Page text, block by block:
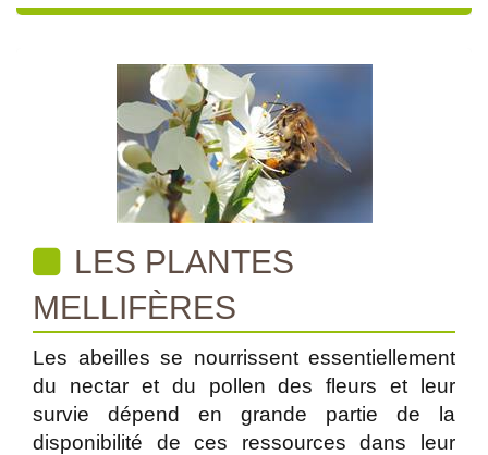
LES PLANTES
MELLIFÈRES
Les abeilles se nourrissent essentiellement
du nectar et du pollen des fleurs et leur
survie dépend en grande partie de la
disponibilité de ces ressources dans leur